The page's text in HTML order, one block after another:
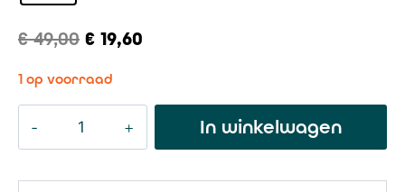
€49,00 € 19,60
1 op voorraad
In winkelwagen